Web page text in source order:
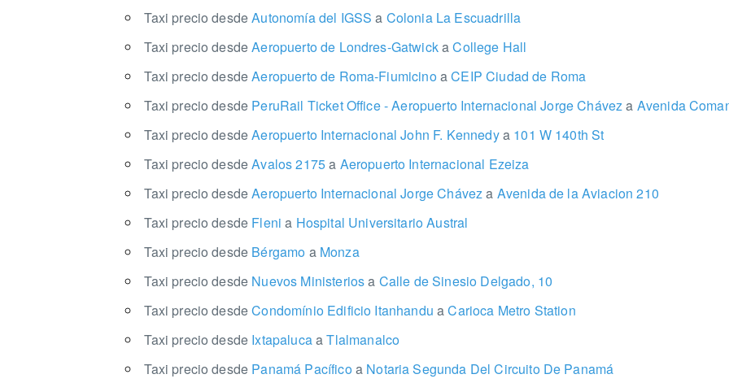
Taxi precio desdeAutonomía del IGSSa Colonia La Escuadrilla
Taxi precio desdeAeropuerto de Londres-GatwickaCollege Hall
Taxi precio desdeAeropuerto de Roma-FiumicinoaCEIP Ciudad de Roma
Taxi precio desde PeruRail Ticket Office - Aeropuerto Internacional Jorge Cháveza Avenida
Taxi precio desdeAeropuerto Internacional John F. Kennedya 101 W 140th St
Taxi precio desdeAvalos 2175a Aeropuerto Internacional Ezeiza
Taxi precio desdeAeropuerto Internacional Jorge Cháveza Avenida de la Aviacion 210
Taxi precio desde Flenia Hospital Universitario Austral
Taxi precio desde Bérgamo aMonza
Taxi precio desde Nuevos Ministeriosa Calle de Sinesio Delgado, 10
Taxi precio desdeCondomínio Edificio ItanhanduaCarioca Metro Station
Taxi precio desde IxtapalucaaTlalmanalco
Taxi precio desde Panamá Pacíficoa Notaria Segunda Del Circuito De Panamá